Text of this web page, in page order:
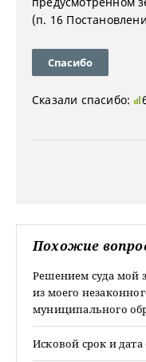
(п. 16
Спасибо
Сказали спасибо:
Похожие
Решением суда мой
из моего
муниципального
Исковой срок и дата